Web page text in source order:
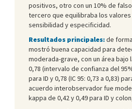
positivos, otro con un 10% de
tercero que equilibraba los
sensibilidad y especificidad.
Resultados principales:de
mostró buena capacidad para
moderada-grave, con un área bajo
0,78 (intervalo de confianza del
para ID y 0,78 (IC 95: 0,73 a 0,83)
acuerdo interobservador fue
kappa de 0,42 y 0,49 para ID y